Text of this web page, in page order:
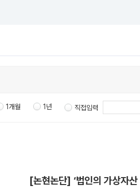
1개월 1년 직접입력
[논현논단] ‘법인의 가상자